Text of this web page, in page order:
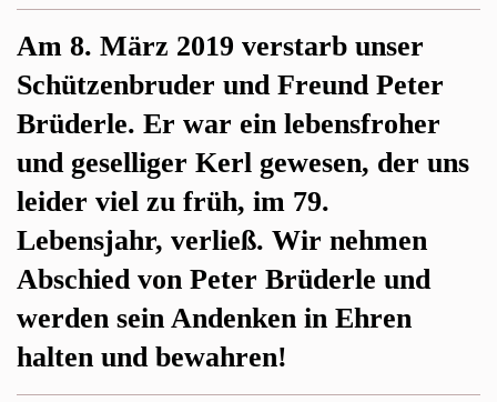
Am 8. März 2019 verstarb unser
Schützenbruder und Freund Peter
Brüderle. Er war ein lebensfroher
und geselliger Kerl gewesen, der uns
leider viel zu früh, im 79.
Lebensjahr, verließ. Wir nehmen
Abschied von Peter Brüderle und
werden sein Andenken in Ehren
halten und bewahren!